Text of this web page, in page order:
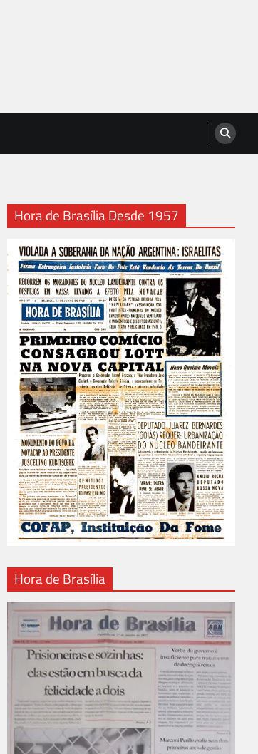
Hora de Brasília Desde 1957
Hora de Brasília